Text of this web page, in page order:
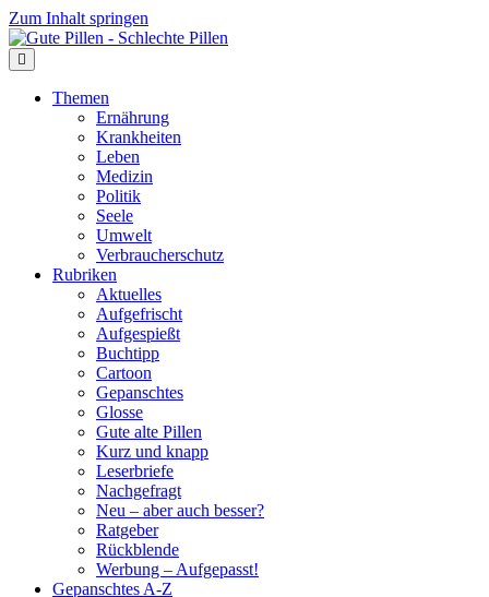
Zum Inhalt springen
Themen
Ernährung
Krankheiten
Leben
Medizin
Politik
Seele
Umwelt
Verbraucherschutz
Rubriken
Aktuelles
Aufgefrischt
Aufgespießt
Buchtipp
Cartoon
Gepanschtes
Glosse
Gute alte Pillen
Kurz und knapp
Leserbriefe
Nachgefragt
Neu – aber auch besser?
Ratgeber
Rückblende
Werbung – Aufgepasst!
Gepanschtes A-Z